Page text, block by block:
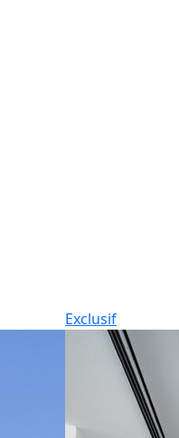
Exclusif